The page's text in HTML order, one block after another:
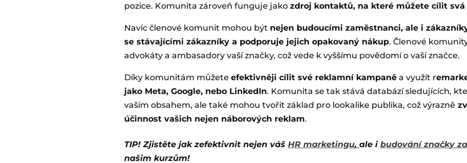
pozice. Komunita zároveň funguje jako zdroj kontaktů, na které můžete cílit svá
Navíc členové komunit mohou být nejen budoucími zaměstnanci, ale i
se stávajícími zákazníky a podporuje jejich opakovaný nákup. Členové
advokáty a ambasadory vaší značky, což vede k vyššímu povědomí o vaší značce.
Díky komunitám můžete efektivněji cílit své reklamní kampaněa využít r
jako Meta, Google, nebo LinkedIn. Komunita se tak stává databází sledujících,
vaším obsahem, ale také mohou tvořit základ pro lookalike publika, což výrazně
účinnost vašich nejen náborových reklam.
TIP! Zjistěte jak zefektivnit nejen váš HR marketingu, ale i budování značky
našim kurzům!